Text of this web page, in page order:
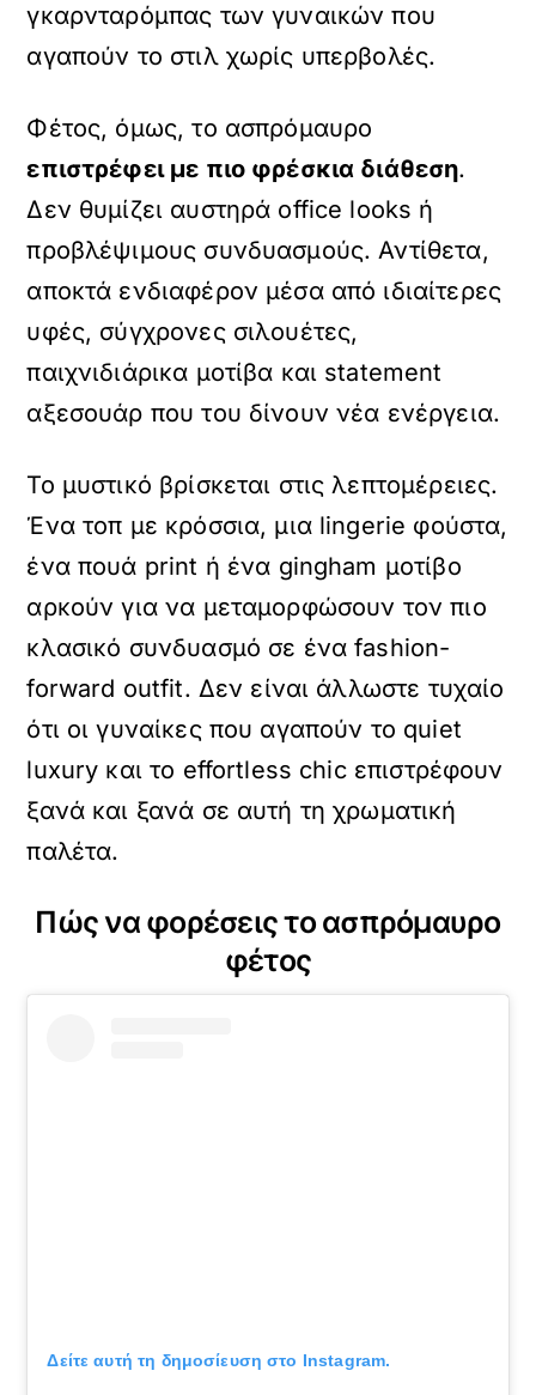
γκαρνταρόμπας των γυναικών που
αγαπούν το στιλ χωρίς υπερβολές.
Φέτος, όμως, το ασπρόμαυρο
επιστρέφει με πιο φρέσκια διάθεση.
Δεν θυμίζει αυστηρά office looks ή
προβλέψιμους συνδυασμούς. Αντίθετα,
αποκτά ενδιαφέρον μέσα από ιδιαίτερες
υφές, σύγχρονες σιλουέτες,
παιχνιδιάρικα μοτίβα και statement
αξεσουάρ που του δίνουν νέα ενέργεια.
Το μυστικό βρίσκεται στις λεπτομέρειες.
Ένα τοπ με κρόσσια, μια lingerie φούστα,
ένα πουά print ή ένα gingham μοτίβο
αρκούν για να μεταμορφώσουν τον πιο
κλασικό συνδυασμό σε ένα fashion-
forward outfit. Δεν είναι άλλωστε τυχαίο
ότι οι γυναίκες που αγαπούν το quiet
luxury και το effortless chic επιστρέφουν
ξανά και ξανά σε αυτή τη χρωματική
παλέτα.
Πώς να φορέσεις το ασπρόμαυρο
φέτος
Δείτε αυτή τη δημοσίευση στο Instagram.